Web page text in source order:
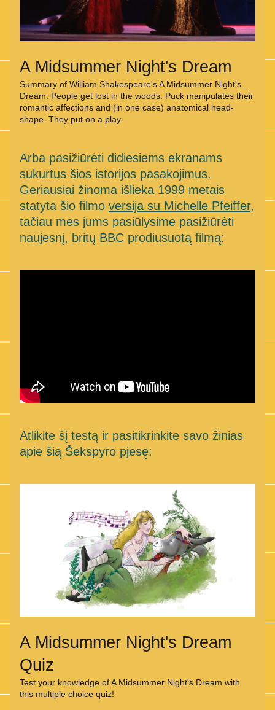
A Midsummer Night's Dream
Summary of William Shakespeare's A Midsummer Night's
Dream: People get lost in the woods. Puck manipulates their
romantic affections and (in one case) anatomical head-
shape. They put on a play.
Arba pasižiūrėti didiesiems ekranams
sukurtus šios istorijos pasakojimus.
Geriausiai žinoma išlieka 1999 metais
statyta šio filmo versija su Michelle Pfeiffer,
tačiau mes jums pasiūlysime pasižiūrėti
naujesnį, britų BBC prodiusuotą filmą:
Atlikite šį testą ir pasitikrinkite savo žinias
apie šią Šekspyro pjesę:
A Midsummer Night's Dream
Quiz
Test your knowledge of A Midsummer Night's Dream with
this multiple choice quiz!